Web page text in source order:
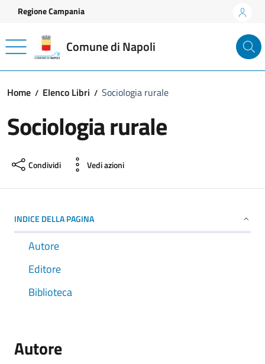
Vai ai contenuti
Vai al footer
Regione Campania
Comune di Napoli
Home Elenco Libri Sociologia rurale
Sociologia rurale
Condividi Vedi azioni
INDICE DELLA PAGINA
Autore
Editore
Biblioteca
Autore